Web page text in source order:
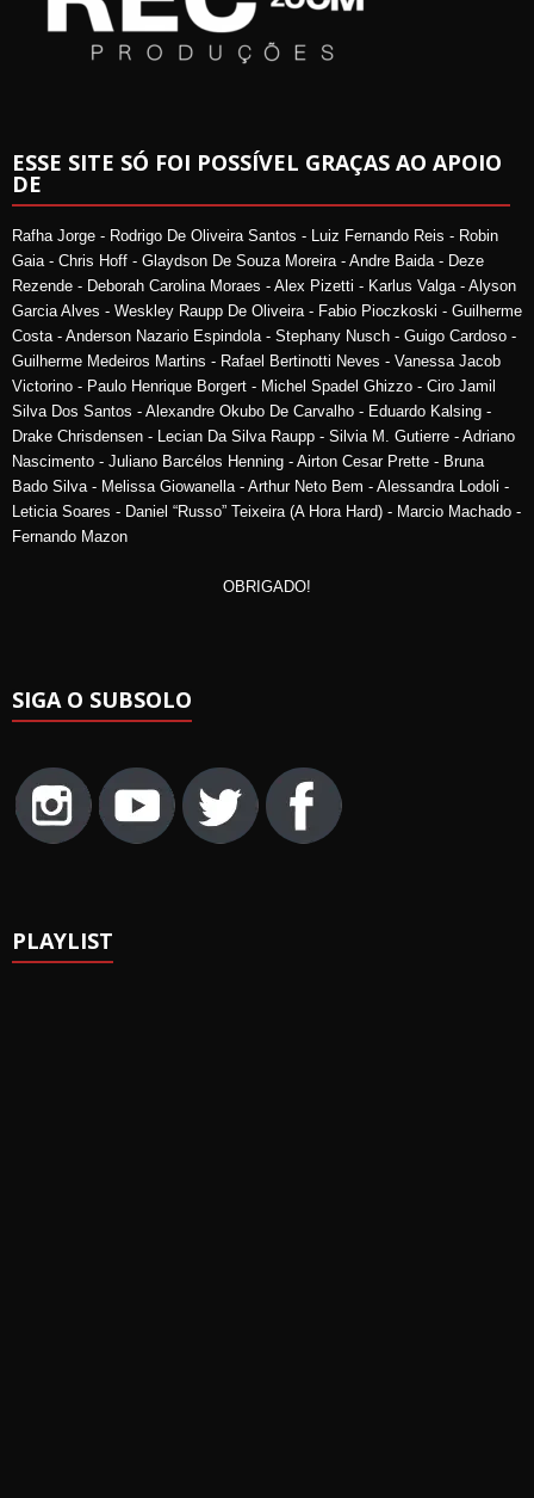
ESSE SITE SÓ FOI POSSÍVEL GRAÇAS AO APOIO
DE
Rafha Jorge - Rodrigo De Oliveira Santos - Luiz Fernando Reis - Robin
Gaia - Chris Hoff - Glaydson De Souza Moreira - Andre Baida - Deze
Rezende - Deborah Carolina Moraes - Alex Pizetti - Karlus Valga - Alyson
Garcia Alves - Weskley Raupp De Oliveira - Fabio Pioczkoski - Guilherme
Costa - Anderson Nazario Espindola - Stephany Nusch - Guigo Cardoso -
Guilherme Medeiros Martins - Rafael Bertinotti Neves - Vanessa Jacob
Victorino - Paulo Henrique Borgert - Michel Spadel Ghizzo - Ciro Jamil
Silva Dos Santos - Alexandre Okubo De Carvalho - Eduardo Kalsing -
Drake Chrisdensen - Lecian Da Silva Raupp - Silvia M. Gutierre - Adriano
Nascimento - Juliano Barcélos Henning - Airton Cesar Prette - Bruna
Bado Silva - Melissa Giowanella - Arthur Neto Bem - Alessandra Lodoli -
Leticia Soares - Daniel “Russo” Teixeira (A Hora Hard) - Marcio Machado -
Fernando Mazon
OBRIGADO!
SIGA O SUBSOLO
PLAYLIST